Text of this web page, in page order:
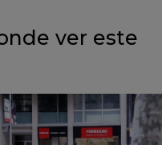
ver este